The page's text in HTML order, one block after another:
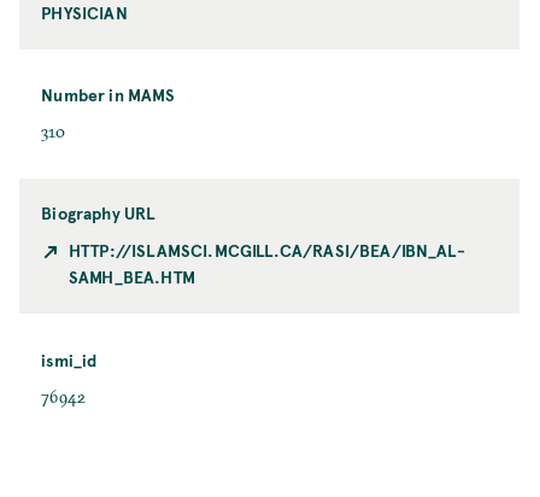
PHYSICIAN
Number in MAMS
310
Biography URL
HTTP://ISLAMSCI.MCGILL.CA/RASI/BEA/IBN_AL-
SAMH_BEA.HTM
ismi_id
76942